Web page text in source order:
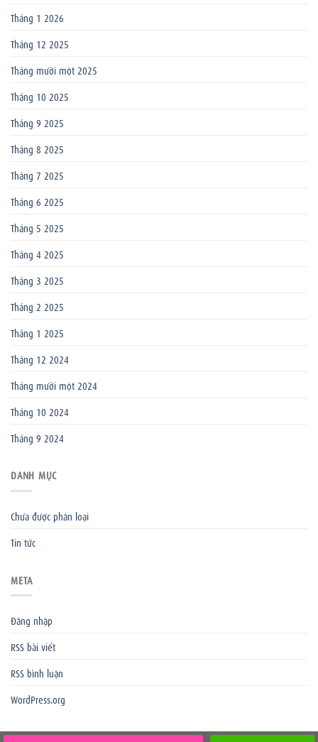
Tháng 1 2026
Tháng 12 2025
Tháng mười một 2025
Tháng 10 2025
Tháng 9 2025
Tháng 8 2025
Tháng 7 2025
Tháng 6 2025
Tháng 5 2025
Tháng 4 2025
Tháng 3 2025
Tháng 2 2025
Tháng 1 2025
Tháng 12 2024
Tháng mười một 2024
Tháng 10 2024
Tháng 9 2024
DANH MỤC
Chưa được phân loại
Tin tức
META
Đăng nhập
RSS bài viết
RSS bình luận
WordPress.org